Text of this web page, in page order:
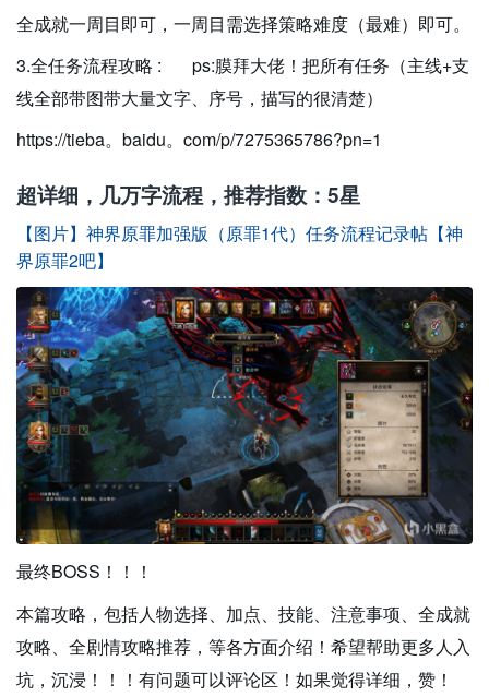
全成就一周目即可，一周目需选择策略难度（最难）即可。
3.全任务流程攻略 : ps:膜拜大佬！把所有任务（主线+支
线全部带图带大量文字、序号，描写的很清楚）
https://tieba。baidu。com/p/7275365786?pn=1
超详细，几万字流程，推荐指数：5星
【图片】神界原罪加强版（原罪1代）任务流程记录帖【神
界原罪2吧】
最终BOSS！！！
本篇攻略，包括人物选择、加点、技能、注意事项、全成就
攻略、全剧情攻略推荐，等各方面介绍！希望帮助更多人入
坑，沉浸！！！有问题可以评论区！如果觉得详细，赞！